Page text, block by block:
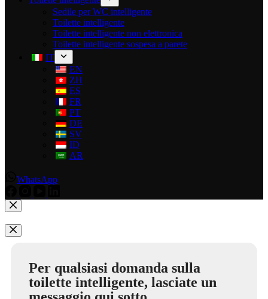
Sedile per WC intelligente
Toilette intelligente
Toilette intelligente non elettronica
Toilette intelligente sospesa a parete
IT
EN
ZH
ES
FR
PT
DE
SV
ID
AR
WhatsApp
Per qualsiasi domanda sulla
toilette intelligente, lasciate un